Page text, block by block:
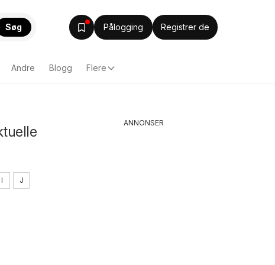
Søg Pålogging Registrer de
Andre Blogg Flere
I J
ANNONSER